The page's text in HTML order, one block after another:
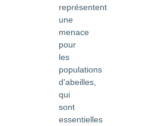
représentent
une
menace
pour
les
populations
d'abeilles,
qui
sont
essentielles